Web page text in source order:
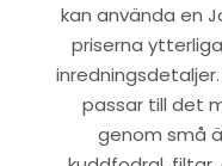
kan använda en
priserna
passar till det
genom små